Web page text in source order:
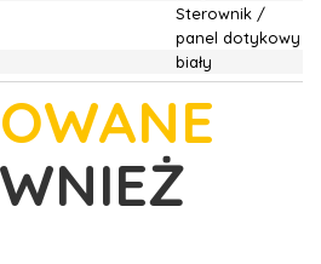
Sterownik /
panel dotykowy
biały